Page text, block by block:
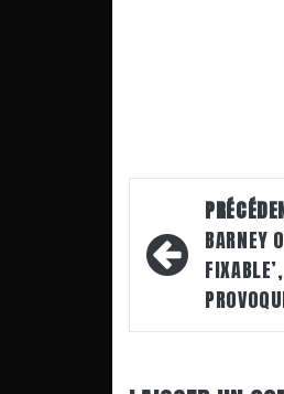
Navigation
d’article
BARNEY